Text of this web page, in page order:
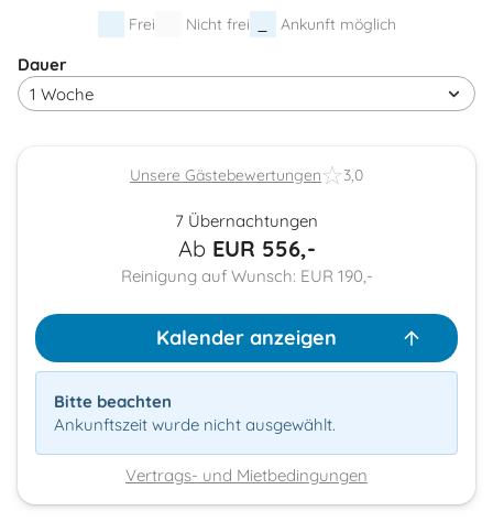
Frei Nicht frei Ankunft möglich
Dauer
Unsere Gästebewertungen 3,0
7 Übernachtungen
Ab EUR 556,-
Reinigung auf Wunsch: EUR 190,-
Kalender anzeigen
Bitte beachten
Ankunftszeit wurde nicht ausgewählt.
Vertrags- und Mietbedingungen